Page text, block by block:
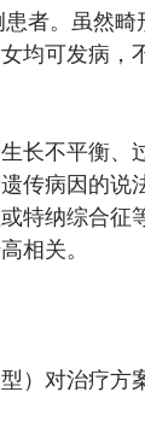
者。虽然畸
均可发病，
长不平衡、
传病因的说
特纳综合征
相关。
）对治疗方